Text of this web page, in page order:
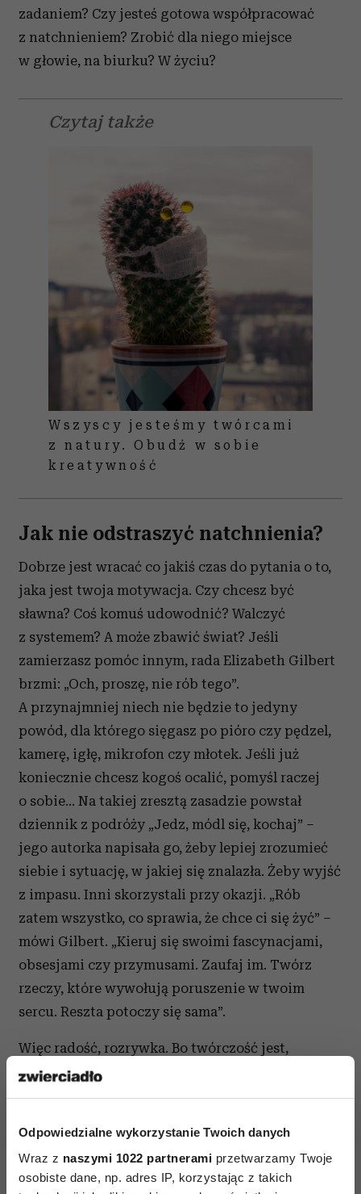
Odpowiedzialne wykorzystanie Twoich danych
Wraz z naszymi 1022 partnerami przetwarzamy Twoje
osobiste dane, np. adres IP, korzystając z takich
zadaniem? Czy jesteś gotowa współpracować
z natchnieniem? Zrobić dla niego miejsce
w głowie, na biurku? W życiu?
Czytaj także
Wszyscy jesteśmy twórcami
z natury. Obudź w sobie
kreatywność
Jak nie odstraszyć natchnienia?
Dobrze jest wracać co jakiś czas do pytania o to,
jaka jest twoja motywacja. Czy chcesz być
sławna? Coś komuś udowodnić? Walczyć
z systemem? A może zbawić świat? Jeśli
zamierzasz pomóc innym, rada Elizabeth Gilbert
brzmi: „Och, proszę, nie rób tego”.
A przynajmniej niech nie będzie to jedyny
powód, dla którego sięgasz po pióro czy pędzel,
kamerę, igłę, mikrofon czy młotek. Jeśli już
koniecznie chcesz kogoś ocalić, pomyśl raczej
o sobie… Na takiej zresztą zasadzie powstał
dziennik z podróży „Jedz, módl się, kochaj” –
jego autorka napisała go, żeby lepiej zrozumieć
siebie i sytuację, w jakiej się znalazła. Żeby wyjść
z impasu. Inni skorzystali przy okazji. „Rób
zatem wszystko, co sprawia, że chce ci się żyć” –
mówi Gilbert. „Kieruj się swoimi fascynacjami,
obsesjami czy przymusami. Zaufaj im. Twórz
rzeczy, które wywołują poruszenie w twoim
sercu. Reszta potoczy się sama”.
Więc radość, rozrywka. Bo twórczość jest,
owszem, ważna, a jednocześnie „cudownie,
odświeżająco nieistotna”. Nie, nie jest twoim
To przytłaczające… Nie znaczy to, oczywiście, że
masz ją lekceważyć. Wręcz przeciwnie.
Wytrwałość, determinacja to podstawy